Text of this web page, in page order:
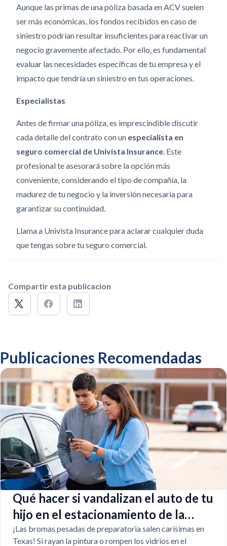
Aunque las primas de una póliza basada en ACV suelen
ser más económicas, los fondos recibidos en caso de
siniestro podrían resultar insuficientes para reactivar un
negocio gravemente afectado. Por ello, es fundamental
evaluar las necesidades específicas de tu empresa y el
impacto que tendría un siniestro en tus operaciones.
Especialistas
Antes de firmar una póliza, es imprescindible discutir
cada detalle del contrato con un especialista en
seguro comercial de Univista Insurance. Este
profesional te asesorará sobre la opción más
conveniente, considerando el tipo de compañía, la
madurez de tu negocio y la inversión necesaria para
garantizar su continuidad.
Llama a Univista Insurance para aclarar cualquier duda
que tengas sobre tu seguro comercial.
Compartir esta publicacion
Publicaciones Recomendadas
Qué hacer si vandalizan el auto de tu
hijo en el estacionamiento de la
escuela
¡Las bromas pesadas de preparatoria salen carísimas en
Texas! Si rayan la pintura o rompen los vidrios en el